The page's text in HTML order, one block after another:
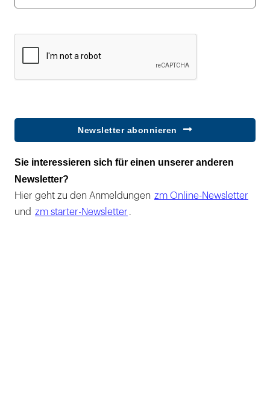
Newsletter abonnieren
Sie interessieren sich für einen unserer anderen
Newsletter?
Hier geht zu den Anmeldungen zm Online-Newsletter
und zm starter-Newsletter .